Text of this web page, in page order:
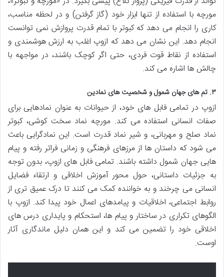
مورچه با استفاده از تنها ابزار خود (گاز گرفتن) و در لحظه مناسب،
کاری را انجام می دهد که کبوتر با تمام قدرت پروازش نمی توانست
انجام دهد. این نشان می دهد که ازوپ اغلب به ارزش هوشمندی و
استفاده از نقاط قوت فردی، حتی اگر کوچک باشند، در مواجهه با
چالش ها اشاره می کند.
۳. تم های جهان شمول و شخصیت های نمادین
ازوپ در تمامی فابل های خود، از حیوانات به عنوان نمادهایی برای
صفات انسانی استفاده می کند. مورچه نماد سخت کوشی، کبوتر
نماد صلح و مهربانی، و شیر نماد قدرت است. این نمادگرایی باعث
می شود که داستان ها از مرزهای فرهنگی و زمانی فراتر رفته و پیام
هایی جهان شمول داشته باشند. تمامی فابل های ازوپ، بدون توجه
به جزئیات داستانی، حول محور آموزش اخلاقی و ارتقاء فضایل
انسانی می چرخند و به خواننده کمک می کنند تا درک عمیق تری از
روابط اجتماعی، اخلاقیات و پیامدهای اعمال خود پیدا کند. ازوپ با
الگوهای تکراری در ساختار و پیام ها، استحکام و پایداری درس های
اخلاقی خود را تضمین می کند و این همان دلیل ماندگاری آثار
اوست.